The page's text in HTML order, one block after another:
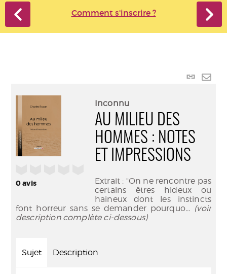
Comment s'inscrire ?
Lien
0avis
Inconnu
AU MILIEU DES
HOMMES : NOTES
ET IMPRESSIONS
Extrait : "On ne rencontre pas
certains êtres hideux ou
haineux dont les instincts
font horreur sans se demander pourquo... (voir
description complète ci-dessous)
Sujet Description